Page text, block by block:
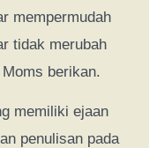
mempermudah
tidak merubah
berikan.
memiliki ejaan
penulisan pada